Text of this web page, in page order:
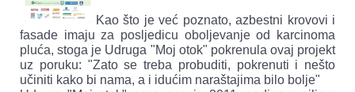
Kao što je već poznato, azbestni krovovi i
fasade imaju za posljedicu oboljevanje od karcinoma
pluća, stoga je Udruga "Moj otok" pokrenula ovaj projekt
uz poruku: "Zato se treba probuditi, pokrenuti i nešto
učiniti kako bi nama, a i idućim naraštajima bilo bolje"